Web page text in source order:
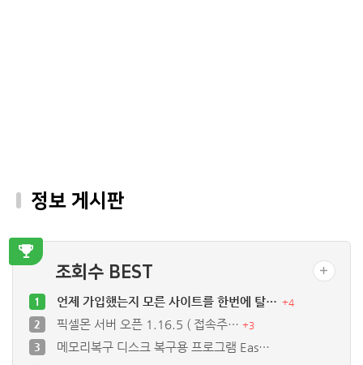
정보 게시판
조회수 BEST
1 언제 가입했는지 모른 사이트를 한번에 탈… +4
2 픽셀몬 서버 오픈 1.16.5 ( 접속주… +3
3 메모리복구 디스크 복구용 프로그램 Eas…